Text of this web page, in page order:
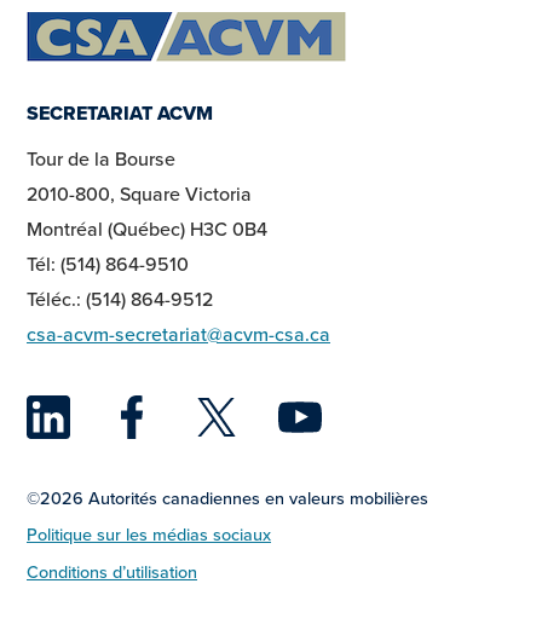
SECRETARIAT ACVM
Tour de la Bourse
2010-800, Square Victoria
Montréal (Québec) H3C 0B4
Tél: (514) 864-9510
Téléc.: (514) 864-9512
csa-acvm-secretariat@acvm-csa.ca
LinkedIn
Facebook
Twitter
©2026 Autorités canadiennes en valeurs mobilières
Politique sur les médias sociaux
Conditions d’utilisation